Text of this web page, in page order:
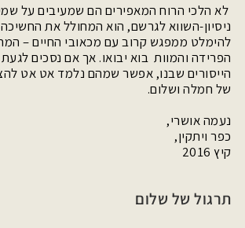
לא הלכי הרוח המאפירים הם שמעיבים על
ניסיון-השווא לגרשם, הוא המחולל את
להימלט ממפגש קרוב עם מכאובי החיים –
הפרידה והמוות בוא יבואו. אך אם נסכים
הייסורים שבנו, אפשר שמהם נלמד אט אט
של חמלה ושלום.
נעמה אושרי,
כפר ויתקין,
קיץ 2016
תרגול של שלום